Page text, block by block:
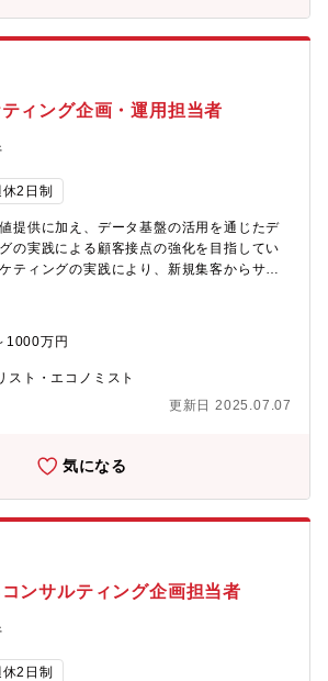
レート案件、まで、フルラインのクレジット
組めます。・国内外ABS/RMBSや米国CLO
る部署でのクレジット投資業務となりま
は先進的かつ大手金融機関のクレジット投
い国内外の最新の投資案件へのアクセスが
ションとなり、知的好奇心及びチャレンジ
できる様々なフィールドが御座います。・
フェッショナル、ファンドマネジャー経験
の様々なバックグラウンドを持つプロフェ
る環境が整っております。・当行の新卒プ
職場となっております。・難易度の高い市
安定的な収益の確保の蓋然性の高いクレジ
※年齢層：20代～30代前半が大部分を占
ィング企画・運用担当者
2日制
提供に加え、データ基盤の活用を通じたデ
の実践による顧客接点の強化を目指してい
ティングの実践により、新規集客からサー
ます。■職務内容◆デジタルマーケティング
携わって頂きます。・WEBマーケティング
SNS施策などの企画立案と実行）・WEB広告
い広告予算を管理しながら、効果改善の
成・BIツール（Lookerなど）を利用したレ
と運用・チームメンバーのスキル向上に貢
共有◆専門職としての採用となるため、金
もデジタル領域で一貫したキャリアを形成
1000万円
スト・エコノミスト
更新日 2025.07.07
気になる
ンサルティング企画担当者
2日制